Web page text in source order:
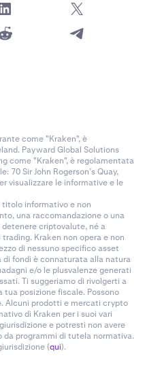
come "Kraken", è
Payward Global Solutions
come "Kraken", è regolamentata
70 Sir John Rogerson’s Quay,
visualizzare le informative e le
informativo e non
una raccomandazione o una
criptovalute, né a
Kraken non opera e non
di nessuno specifico asset
fondi è connaturata alla natura
e/o le plusvalenze generati
Ti suggeriamo di rivolgerti a
posizione fiscale. Possono
Alcuni prodotti e mercati crypto
di Kraken per i suoi vari
e potresti non avere
da programmi di tutela normativa.
(qui).